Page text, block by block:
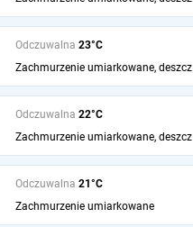
Odczuwalna 23°C
Zachmurzenie umiarkowane, deszcz
Odczuwalna 22°C
Zachmurzenie umiarkowane, deszcz
Odczuwalna 21°C
Zachmurzenie umiarkowane